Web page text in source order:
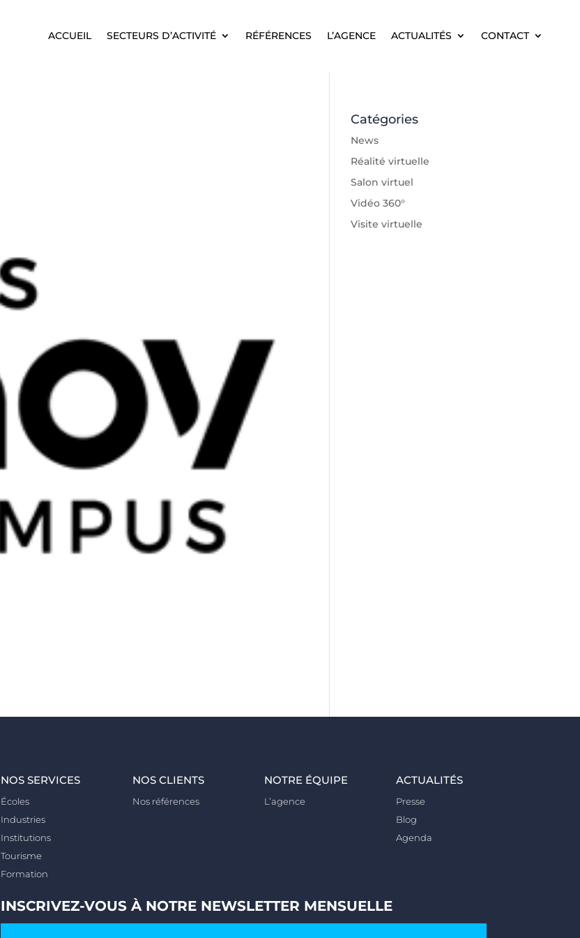
ACCUEIL SECTEURS D’ACTIVITÉ RÉFÉRENCES L’AGENCE ACTUALITÉS CONTACT
ACCUEIL SECTEURS D’ACTIVITÉ RÉFÉRENCES L’AGENCE ACTUALITÉS CONTACT
Catégories
News
Réalité virtuelle
Salon virtuel
Vidéo 360°
Visite virtuelle
NOS SERVICES
Écoles
Industries
Institutions
Tourisme
Formation
NOS CLIENTS
Nos références
NOTRE ÉQUIPE
L’agence
ACTUALITÉS
Presse
Blog
Agenda
INSCRIVEZ-VOUS À NOTRE NEWSLETTER MENSUELLE